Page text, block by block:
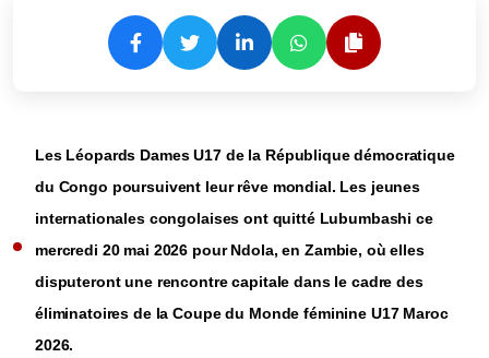
Les Léopards Dames U17 de la République démocratique
du Congo poursuivent leur rêve mondial. Les jeunes
internationales congolaises ont quitté Lubumbashi ce
mercredi 20 mai 2026 pour Ndola, en Zambie, où elles
disputeront une rencontre capitale dans le cadre des
éliminatoires de la Coupe du Monde féminine U17 Maroc
2026.